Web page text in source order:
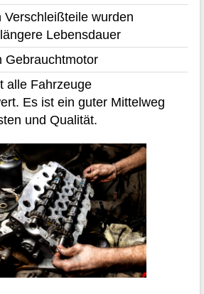
Verschleißteile wurden
Lebensdauer
Gebrauchtmotor
alle Fahrzeuge
Es ist ein guter Mittelweg
und Qualität.